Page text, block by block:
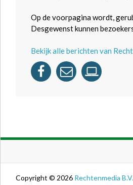
Op de voorpagina wordt,
Desgewenst kunnen
Bekijk alle berichten van
Copyright © 2026 Rechtenmedia B.V.